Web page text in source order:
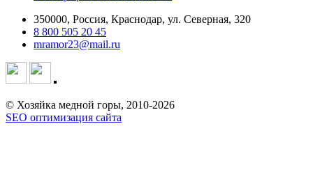
350000, Россия, Краснодар, ул. Северная, 320
8 800 505 20 45
mramor23@mail.ru
© Хозяйка медной горы, 2010-2026
SEO оптимизация сайта